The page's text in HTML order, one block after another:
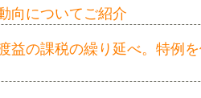
向についてご紹介
益の課税の繰り延べ。特例